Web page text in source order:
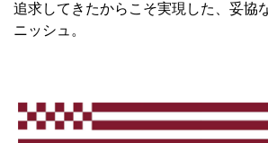
追求してきたからこそ実現した、妥協
ニッシュ。